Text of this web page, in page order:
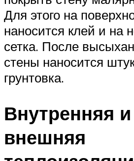
Для этого на
наносится клей и на
сетка. После
стены наносится
грунтовка.
Внутренняя и
внешняя